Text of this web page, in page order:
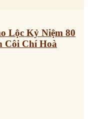
Lộc Kỷ Niệm 80
Côi Chí Hoà